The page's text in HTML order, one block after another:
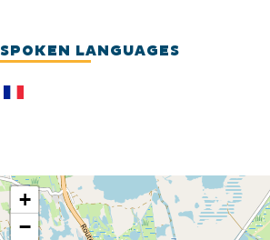
SPOKEN LANGUAGES
+
−